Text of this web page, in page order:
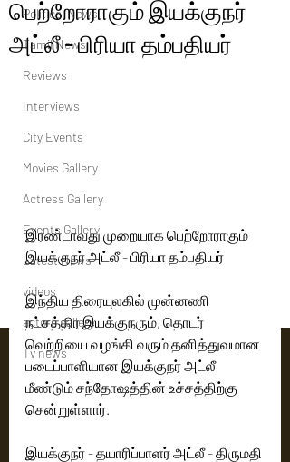
Political News
Tamil News
Reviews
Interviews
City Events
Movies Gallery
Actress Gallery
Events Gallery
Latest News
videos
actors gallery
Tv news
பெற்றோராகும் இயக்குநர்
அட்லீ - பிரியா தம்பதியர்
இரண்டாவது முறையாக பெற்றோராகும்
இயக்குநர் அட்லீ - பிரியா தம்பதியர்
இந்திய திரையுலகில் முன்னணி
நட்சத்திர இயக்குநரும், தொடர்
வெற்றியை வழங்கி வரும் தனித்துவமான
படைப்பாளியான இயக்குநர் அட்லீ
மீண்டும் சந்தோஷத்தின் உச்சத்திற்கு
சென்றுள்ளார்.
இயக்குநர் - தயாரிப்பாளர் அட்லீ - திருமதி